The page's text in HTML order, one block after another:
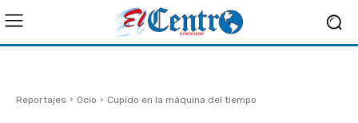
Reportajes Ocio Cupido en la máquina del tiempo